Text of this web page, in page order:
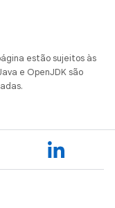
estão sujeitos às
e OpenJDK são